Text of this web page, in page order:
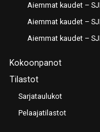
Aiemmat kaudet –
Aiemmat kaudet –
Aiemmat kaudet –
Kokoonpanot
Tilastot
Sarjataulukot
Pelaajatilastot